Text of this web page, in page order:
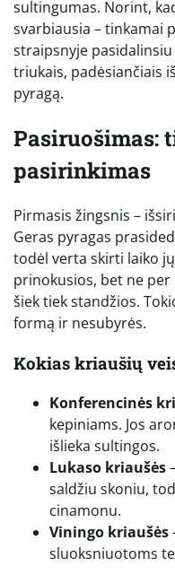
sultingumas. Norint,
svarbiausia – tinkamai
straipsnyje
triukais, padėsiančiais
pyragą.
Pasiruošimas:
pasirinkimas
Pirmasis žingsnis –
Geras pyragas
todėl verta skirti laiko
prinokusios, bet ne per
šiek tiek standžios.
formą ir nesubyrės.
Kokias kriaušių
Konferencinės
kepiniams. Jos
išlieka sultingos.
Lukaso kriaušės
saldžiu skoniu,
cinamonu.
Viningo kriaušės
sluoksniuotoms